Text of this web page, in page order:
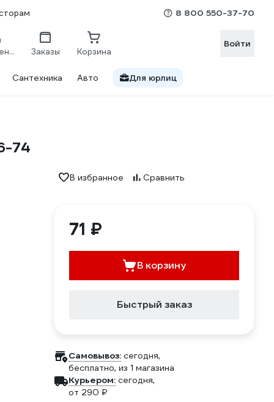
8 800 550-37-70
Сравнение Заказы Корзина
Войти
Сантехника Авто Для юрлиц
74
В избранное Сравнить
71 ₽
В корзину
Быстрый заказ
Самовывоз: сегодня,
бесплатно, из 1 магазина
Курьером: сегодня,
от 290 ₽